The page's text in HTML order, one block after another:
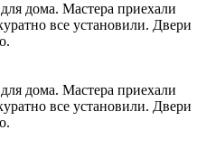
дома. Мастера приехали
все установили. Двери
дома. Мастера приехали
все установили. Двери